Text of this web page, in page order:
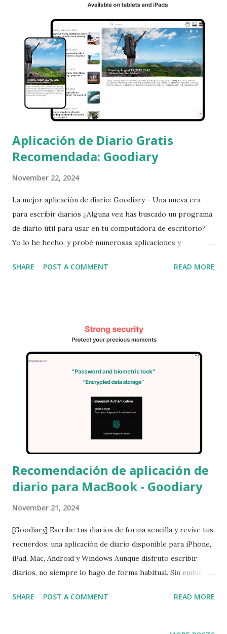
Momento y Lugar La mayor ventaja de las apps de diario
digitales es la posibilidad de escribir en cualquier momento
y lugar. A diferencia de los diarios de papel, que pueden ser
incómodos de llevar a todas partes, los smartphones
siempre están a nuestro alcance. La capacidad de anotar
pensamientos y emociones de inmediato, ya sea en
movimiento, en una sala de espera o justo antes de dormir,
Aplicación de Diario Gratis
Recomendada: Goodiary
November 22, 2024
La mejor aplicación de diario: Goodiary - Una nueva era
para escribir diarios ¿Alguna vez has buscado un programa
de diario útil para usar en tu computadora de escritorio?
Yo lo he hecho, y probé numerosas aplicaciones y
programa que sea compatible con múltiples plataformas,
no ha sido tarea fácil. Sin embargo, finalmente he
encontrado un programa de diario que realmente cumple
con mis expectativas. Es Goodiary . Características
Principales de Goodiary Compatibilidad Multiplataforma
Goodiary está disponible en dispositivos móviles, tabletas y
computadoras de escritorio. Es compatible con iOS,
Android, Windows y macOS, lo que significa que puedes
escribir tu diario en cualquier momento y lugar. Además,
puedes escribir y editar el mismo diario desde múltiples d...
SHARE POST A COMMENT READ MORE
Recomendación de aplicación de
diario para MacBook - Goodiary
November 21, 2024
[Goodiary] Escribe tus diarios de forma sencilla y revive tus
recuerdos: una aplicación de diario disponible para iPhone,
iPad, Mac, Android y Windows Aunque disfruto escribir
diarios, no siempre lo hago de forma habitual. Sin embargo,
Desde los días en que usaba Windows hasta ahora con mi
SHARE POST A COMMENT READ MORE